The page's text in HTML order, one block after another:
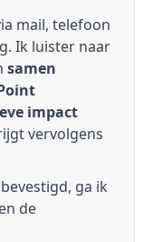
mail, telefoon
Ik luister naar
samen
impact
vervolgens
bevestigd, ga ik
de